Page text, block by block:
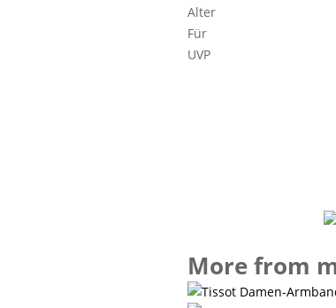
Alter
Für
UVP
More from